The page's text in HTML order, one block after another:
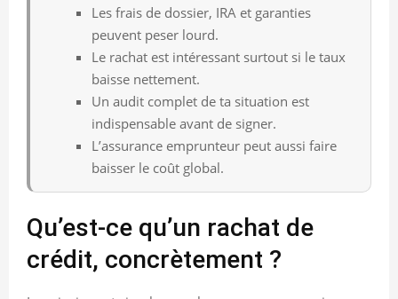
Les frais de dossier, IRA et garanties
peuvent peser lourd.
Le rachat est intéressant surtout si le taux
baisse nettement.
Un audit complet de ta situation est
indispensable avant de signer.
L’assurance emprunteur peut aussi faire
baisser le coût global.
Qu’est-ce qu’un rachat de
crédit, concrètement ?